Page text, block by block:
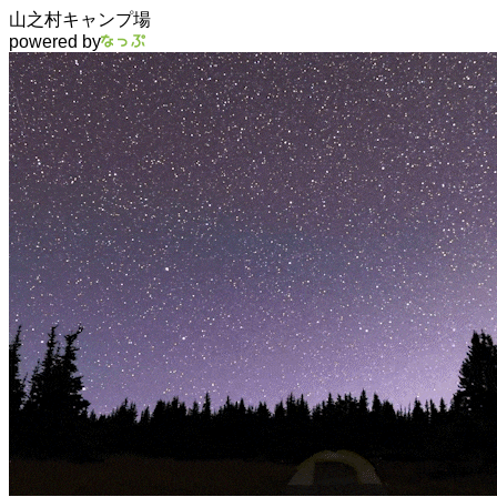
山之村キャンプ場
powered by